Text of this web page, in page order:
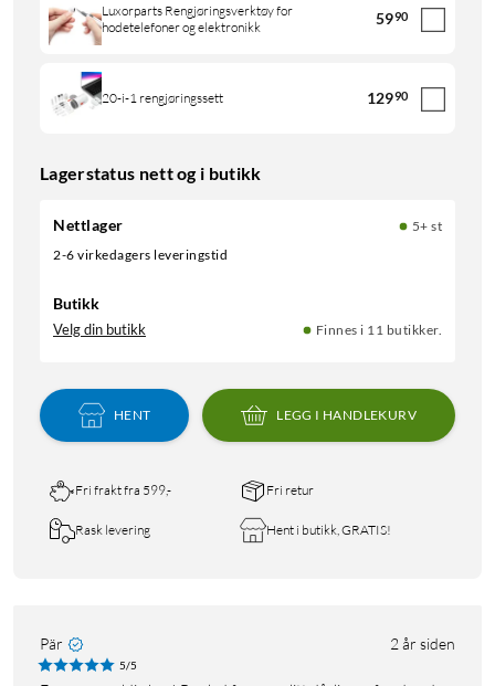
Luxorparts Rengjøringsverktøy for
hodetelefoner og elektronikk
5990
20-i-1 rengjøringssett 12990
Lagerstatus nett og i butikk
Nettlager
5+ st
2-6 virkedagers leveringstid
Butikk
Velg din butikk Finnes i 11 butikker.
HENT LEGG I HANDLEKURV
Fri frakt fra 599,- Fri retur
Rask levering Hent i butikk, GRATIS!
Pär 2 år siden
5/5